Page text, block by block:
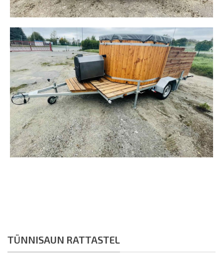
TÜNNISAUN RATTASTEL